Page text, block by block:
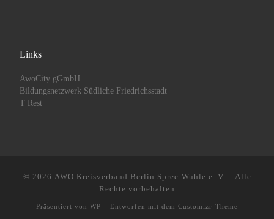
Links
AwoCity gGmbH
Bildungsnetzwerk Südliche Friedrichsstadt
T Rest
© 2026 AWO Kreisverband Berlin Spree-Wuhle e. V. – Alle
Rechte vorbehalten
Präsentiert von WP – Entworfen mit dem Customizr-Theme